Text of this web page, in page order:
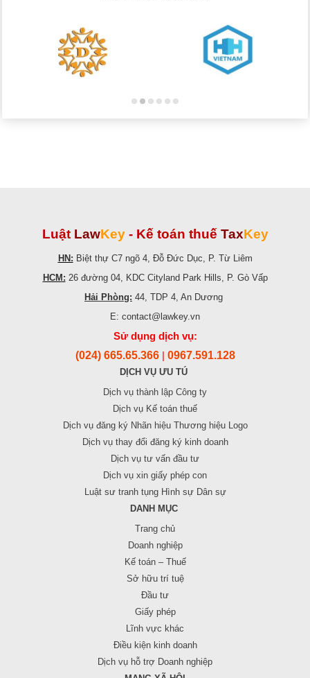
Luật LawKey - Kế toán thuế TaxKey
HN: Biệt thự C7 ngõ 4, Đỗ Đức Dục, P. Từ Liêm
HCM: 26 đường 04, KDC Cityland Park Hills, P. Gò Vấp
Hải Phòng: 44, TDP 4, An Dương
E: contact@lawkey.vn
Sử dụng dịch vụ:
(024) 665.65.366 | 0967.591.128
DỊCH VỤ ƯU TÚ
Dịch vụ thành lập Công ty
Dịch vụ Kế toán thuế
Dịch vụ đăng ký Nhãn hiệu Thương hiệu Logo
Dịch vụ thay đổi đăng ký kinh doanh
Dịch vụ tư vấn đầu tư
Dịch vụ xin giấy phép con
Luật sư tranh tụng Hình sự Dân sự
DANH MỤC
Trang chủ
Doanh nghiệp
Kế toán – Thuế
Sở hữu trí tuệ
Đầu tư
Giấy phép
Lĩnh vực khác
Điều kiện kinh doanh
Dịch vụ hỗ trợ Doanh nghiệp